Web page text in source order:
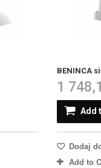
BENINCA
1
Add
Dodaj
Add to